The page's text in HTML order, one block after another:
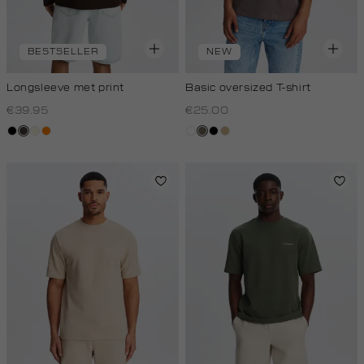
BESTSELLER
Longsleeve met print
€39.95
zwartchoco
wit,oranje
NEW
Basic oversized T-shirt
€25.00
witlichtbruin
zwart
tan